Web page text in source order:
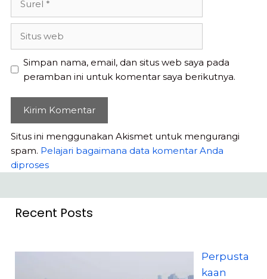
Simpan nama, email, dan situs web saya pada
peramban ini untuk komentar saya berikutnya.
Situs ini menggunakan Akismet untuk mengurangi
spam. Pelajari bagaimana data komentar Anda
diproses
Recent Posts
Perpusta
kaan